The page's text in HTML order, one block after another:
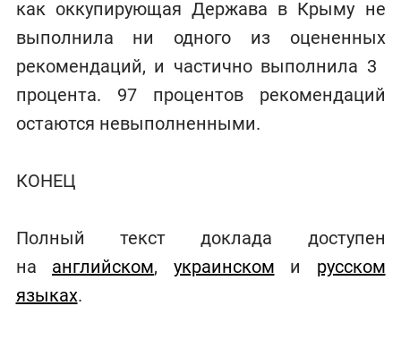
как оккупирующая Держава в Крыму не
выполнила ни одного из оцененных
рекомендаций, и частично выполнила 3 ​
процента. 97 процентов рекомендаций
остаются невыполненными.
КОНЕЦ
Полный текст доклада доступен
на английском, украинском и русском
языках.